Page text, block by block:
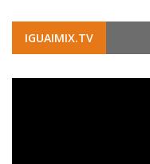
IGUAIMIX.TV